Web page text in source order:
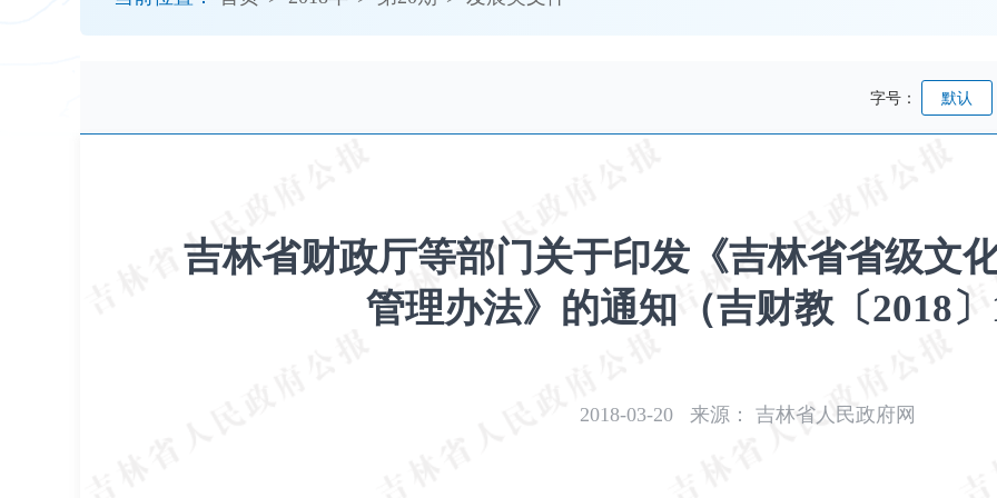
字号： 默认
吉林省财政厅等部门关于印发《吉林省省级文
管理办法》的通知（吉财教〔2018
2018-03-20 来源： 吉林省人民政府网